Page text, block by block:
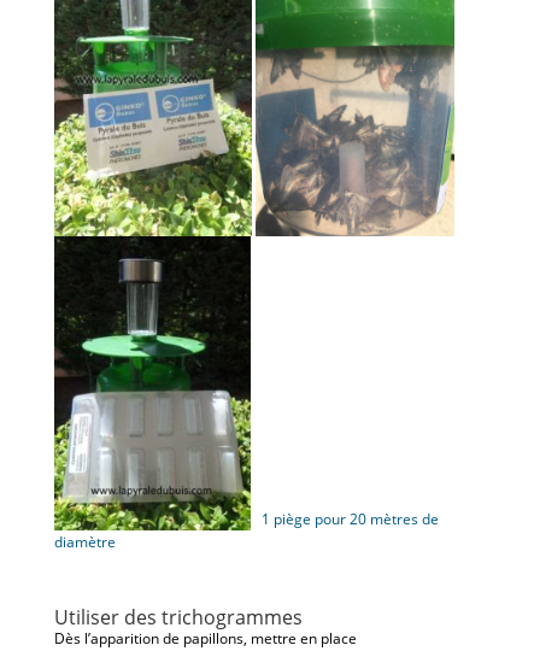
1 piège pour 20 mètres de
diamètre
Utiliser des trichogrammes
Dès l’apparition de papillons, mettre en place